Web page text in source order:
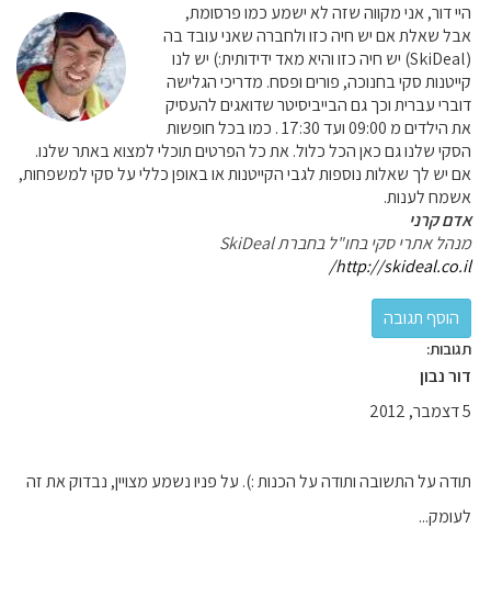
היי דור, אני מקווה שזה לא ישמע כמו פרסומת,
אבל שאלת אם יש חיה כזו ולחברה שאני עובד בה
(SkiDeal) יש חיה כזו והיא מאד ידידותית:) יש לנו
קייטנות סקי בחנוכה, פורים ופסח. מדריכי הגלישה
דוברי עברית וכך גם הבייביסיטר שדואגים להעסיק
את הילדים מ 09:00 ועד 17:30 . כמו בכל חופשות
הסקי שלנו גם כאן הכל כלול. את כל הפרטים תוכלי למצוא באתר שלנו.
אם יש לך שאלות נוספות לגבי הקייטנות או באופן כללי על סקי למשפחות,
אשמח לענות.
אדם קרני
מנהל אתרי סקי בחו"ל בחברת SkiDeal
http://skideal.co.il/
תגובות:
דור נבון
5 דצמבר, 2012
תודה על התשובה ותודה על הכנות :). על פניו נשמע מצויין, נבדוק את זה
לעומק...